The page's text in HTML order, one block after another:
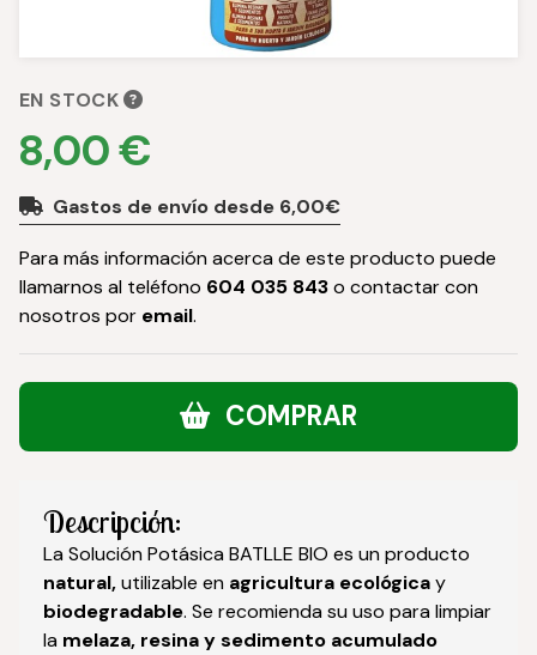
EN STOCK
8,00 €
Gastos de envío desde 6,00€
Para más información acerca de este producto puede
llamarnos al teléfono 604 035 843o contactar con
nosotros por email.
COMPRAR
Descripción:
La Solución Potásica BATLLE BIO es un producto
natural,utilizable en agricultura ecológicay
biodegradable. Se recomienda su uso para limpiar
la melaza, resina y sedimento acumulado